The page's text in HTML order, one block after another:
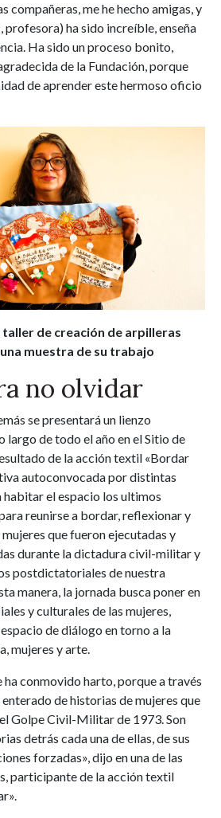
compañeras, me he hecho amigas, y
profesora) ha sido increíble, enseña
Ha sido un proceso bonito,
de la Fundación, porque
de aprender este hermoso oficio
de creación de arpilleras
muestra de su trabajo
no olvidar
se presentará un lienzo
de todo el año en el Sitio de
de la acción textil «Bordar
autoconvocada por distintas
habitar el espacio los ultimos
reunirse a bordar, reflexionar y
que fueron ejecutadas y
durante la dictadura civil-militar y
postdictatoriales de nuestra
manera, la jornada busca poner en
y culturales de las mujeres,
de diálogo en torno a la
mujeres y arte.
ha conmovido harto, porque a través
de historias de mujeres que
Golpe Civil-Militar de 1973. Son
detrás cada una de ellas, de sus
forzadas», dijo en una de las
participante de la acción textil